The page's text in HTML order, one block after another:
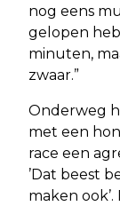
nog eens
gelopen
minuten,
zwaar.”
Onderweg
met een
race een
’Dat beest
maken